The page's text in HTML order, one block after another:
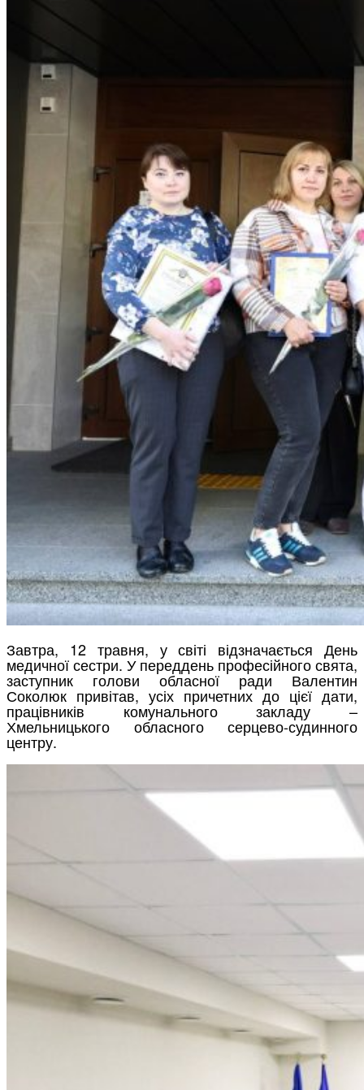
Завтра, 12 травня, у світі відзначається День
медичної сестри. У переддень професійного свята,
заступник голови обласної ради Валентин
Соколюк привітав, усіх причетних до цієї дати,
працівників комунального закладу –
Хмельницького обласного серцево-судинного
центру.